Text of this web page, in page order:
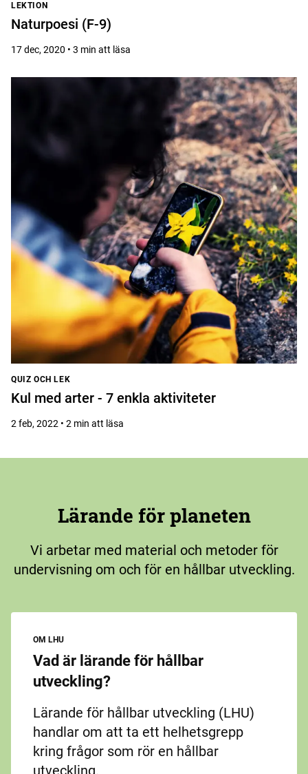
LEKTION
Naturpoesi (F-9)
17 dec, 2020 • 3 min att läsa
QUIZ OCH LEK
Kul med arter - 7 enkla aktiviteter
2 feb, 2022 • 2 min att läsa
Lärande för planeten
Vi arbetar med material och metoder för
undervisning om och för en hållbar utveckling.
OM LHU
Vad är lärande för hållbar
utveckling?
Lärande för hållbar utveckling (LHU)
handlar om att ta ett helhetsgrepp
kring frågor som rör en hållbar